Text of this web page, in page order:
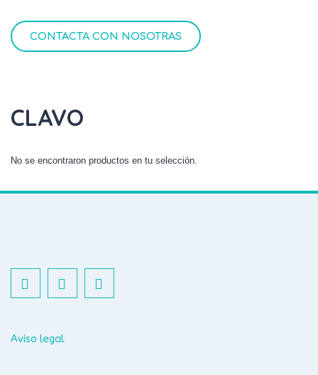
CONTACTA CON NOSOTRAS
CLAVO
No se encontraron productos en tu selección.
Aviso legal